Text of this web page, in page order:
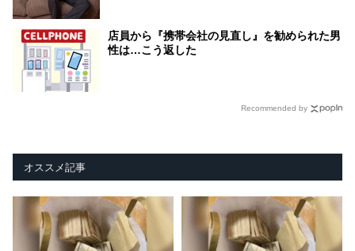
店員から『携帯会社の見直し』を勧められた男
性は…こう返した
Recommended by
オススメ記事